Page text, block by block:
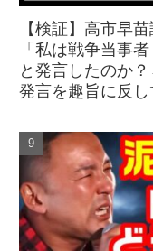
【検証】高市早
「私は戦争当事
と発言したのか
発言を趣旨に反し